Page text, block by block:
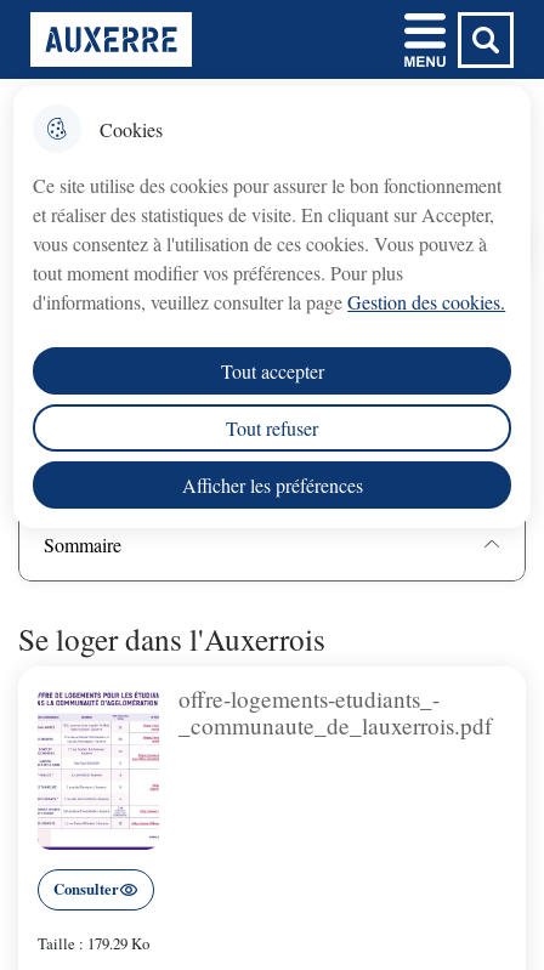
Cookies
Ce site utilise des cookies pour assurer le bon fonctionnement
et réaliser des statistiques de visite. En cliquant sur Accepter,
vous consentez à l'utilisation de ces cookies. Vous pouvez à
tout moment modifier vos préférences. Pour plus
d'informations, veuillez consulter la pageGestion des cookies.
Afficher les préférences
Tout accepter
Tout refuser
Aller
au
menu
Aller à la
recherche
Consulter le
plan du site
𝗙𝗲𝗿𝗺𝗲𝘁𝘂𝗿𝗲 𝘁𝗲𝗺𝗽𝗼𝗿𝗮𝗶𝗿𝗲 𝗱𝘂
𝗯𝘂𝗿𝗲𝗮𝘂 𝗱𝘂 𝗖𝗿𝗲́𝗱𝗶𝘁
𝗠𝘂𝗻𝗶𝗰𝗶𝗽𝗮𝗹 (𝗽𝗿𝗲̂𝘁 𝘀𝘂𝗿 𝗴𝗮𝗴𝗲)
Le bureau duCrédit Municipal (prêt sur gage)
serafermé du lundi 3 août au lundi 31 août 2026
inclus.
Le servicerouvrira le lundi 7 septembre 2026, aux
Nous vous remercions de votre compréhension.
Ville d'Auxerre Menu principal
Menu
Accueil
Retrouvez l'offre de logements étudiants
disponible dans l'Auxerrois.
Sommaire
Se loger dans l'Auxerrois
offre-logements-etudiants_-
_communaute_de_lauxerrois.pdf
Consulter
Taille : 179.29 Ko